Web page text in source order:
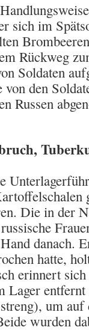
sich im
Rückweg
Soldaten
den
Rus­sen
Die in der
danach.
hatte,
erinnert
Lager
um
wurden